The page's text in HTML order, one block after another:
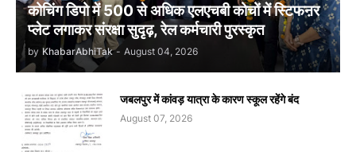
कोचिंग डिपो में 500 से अधिक एलएचबी कोचों में स्टिफऩर
प्लेट लगाकर संरक्षा सुदृढ़, रेल कर्मचारी पुरस्कृत
by KhabarAbhiTak - August 04, 2026
जबलपुर में कांवड़ यात्रा के कारण स्कूल रहेंगे बंद
August 07, 2026